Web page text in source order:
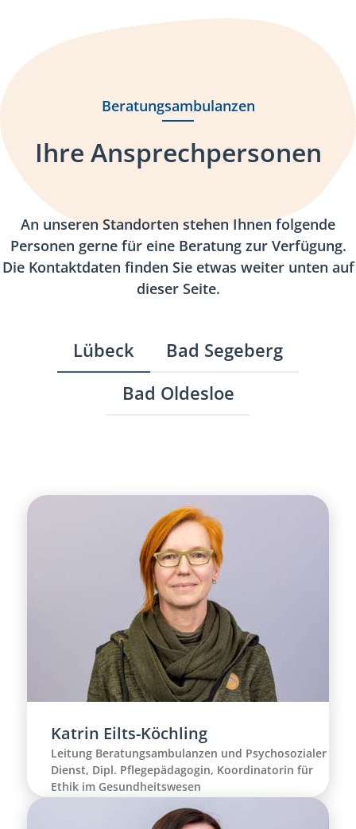
Beratungsambulanzen
Ihre Ansprechpersonen
An unseren Standorten stehen Ihnen folgende
Personen gerne für eine Beratung zur Verfügung.
Die Kontaktdaten finden Sie etwas weiter unten auf
dieser Seite.
Lübeck
Bad Segeberg
Bad Oldesloe
Katrin Eilts-Köchling
Leitung Beratungsambulanzen und Psychosozialer
Dienst, Dipl. Pflegepädagogin, Koordinatorin für
Ethik im Gesundheitswesen